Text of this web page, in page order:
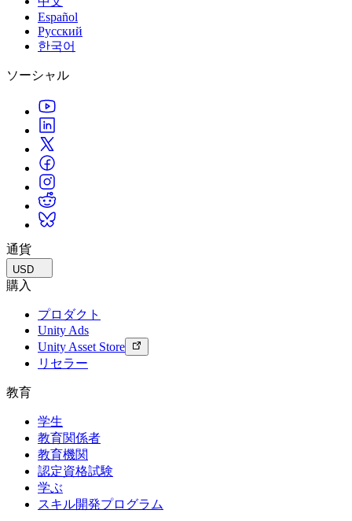
Español
Русский
한국어
ソーシャル
通貨
USD
購入
プロダクト
Unity Ads
Unity Asset Store
リセラー
教育
学生
教育関係者
教育機関
認定資格試験
学ぶ
スキル開発プログラム